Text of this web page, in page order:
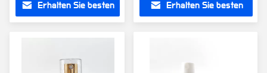
ParfümErhalten Sie besten Erhalten Sie besten